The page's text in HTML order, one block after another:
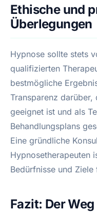
Ethische und
Überlegungen
Hypnose sollte stets
qualifizierten
bestmögliche
Transparenz
geeignet ist und als
Behandlungsplans
Eine gründliche
Hypnosetherapeuten
Bedürfnisse und Ziele
Fazit: Der